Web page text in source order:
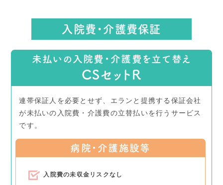
入院費・介護費保証
未払いの入院費・介護費を立て替え
CSセットR
連帯保証人を必要とせず、エランと提携する保証会社
が未払いの入院費・介護費の立替払いを行うサービス
です。
病院・介護施設等
入院費の未収金リスクなし